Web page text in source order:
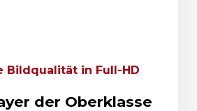
Bildqualität in Full-HD
der Oberklasse